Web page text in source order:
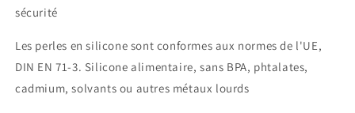
sécurité
Les perles en silicone sont conformes aux normes de l'UE,
DIN EN 71-3. Silicone alimentaire, sans BPA, phtalates,
cadmium, solvants ou autres métaux lourds